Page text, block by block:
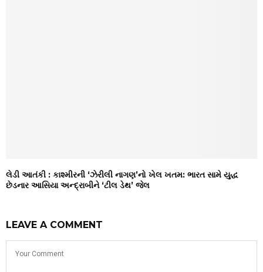
લેડી આતંકી : કાશ્મીરની ‘ઝેરીલી નાગણ’નો ખેલ ખતમ: ભારત સામે યુદ્ધ
છેડનાર આસિયા અન્દ્રાબીને ‘ટીલ ડેથ’ જેલ
LEAVE A COMMENT